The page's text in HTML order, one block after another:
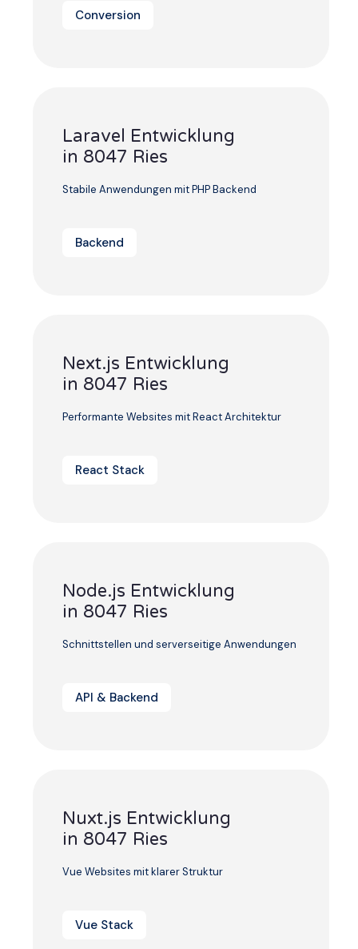
Conversion
Laravel Entwicklung
in 8047 Ries
Stabile Anwendungen mit PHP Backend
Backend
Next.js Entwicklung
in 8047 Ries
Performante Websites mit React Architektur
React Stack
Node.js Entwicklung
in 8047 Ries
Schnittstellen und serverseitige Anwendungen
API & Backend
Nuxt.js Entwicklung
in 8047 Ries
Vue Websites mit klarer Struktur
Vue Stack